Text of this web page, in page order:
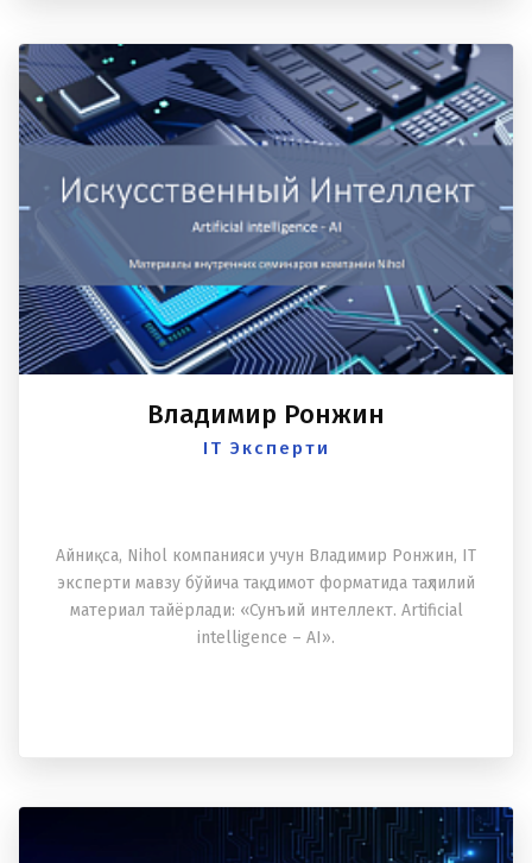
Владимир Ронжин
IT Эксперти
Айниқса, Nihol компанияси учун Владимир Ронжин, IT
эксперти мавзу бўйича тақдимот форматида таҳлилий
материал тайёрлади: «Сунъий интеллект. Artificial
intelligence – AI».